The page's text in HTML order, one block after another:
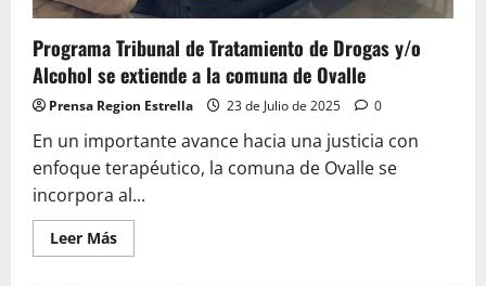
Programa Tribunal de Tratamiento de Drogas y/o
Alcohol se extiende a la comuna de Ovalle
Prensa Region Estrella 23 de Julio de 2025 0
En un importante avance hacia una justicia con
enfoque terapéutico, la comuna de Ovalle se
incorpora al...
Leer MásLeer
más